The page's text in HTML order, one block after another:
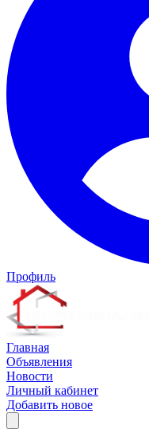
Профиль
Главная
Объявления
Новости
Личный кабинет
Добавить новое